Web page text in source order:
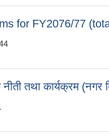
for FY2076/77
programs for FY2076/77
तथा कार्यक्रम